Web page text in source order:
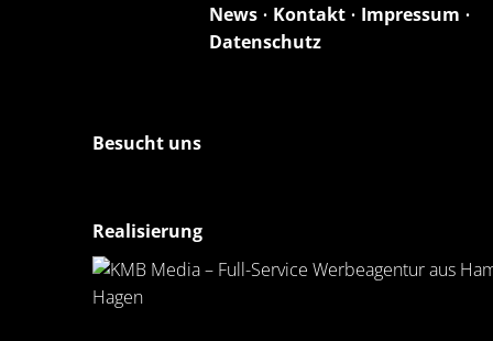
News • Kontakt • Impressum •
Datenschutz
Besucht uns
Realisierung